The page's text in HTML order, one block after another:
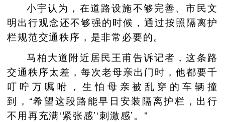
小宇认为，在道路设施不够完善、市民文
明出行观念还不够强的时候，通过按照隔离护
栏规范交通秩序，是非常必要的。
马柏大道附近居民王甫告诉记者，这条路
交通秩序太差，每次老母亲出门时，他都要千
叮咛万嘱咐，生怕母亲被乱穿的车辆撞
到，“希望这段路能早日安装隔离护栏，出行
不用再充满‘紧张感’‘刺激感’。”